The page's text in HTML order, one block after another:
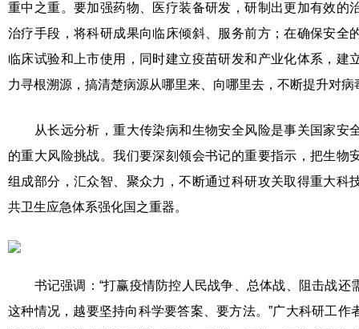
重中之重。要加强药物、医疗装备研发，研制出更加有效的
治疗手段，将科研成果向临床倾斜、服务前方；在确保安全
临床试验和上市使用，同时建立疫苗研发和产业化体系，建
力寻根溯源，搞清楚病源从哪里来、向哪里去，不断提升对
从长远分析，重大传染病和生物安全风险是事关国家安
的重大风险挑战。我们要深刻领会书记的重要指示，把生物
组成部分，汇众智、聚众力，不断通过科研攻关取得重大科
共卫生应急体系强化国之重器。
书记强调：“打赢疫情防控人民战争、总体战、阻击战还
这种情况，越要坚持向科学要答案、要方法。”广大科研工作